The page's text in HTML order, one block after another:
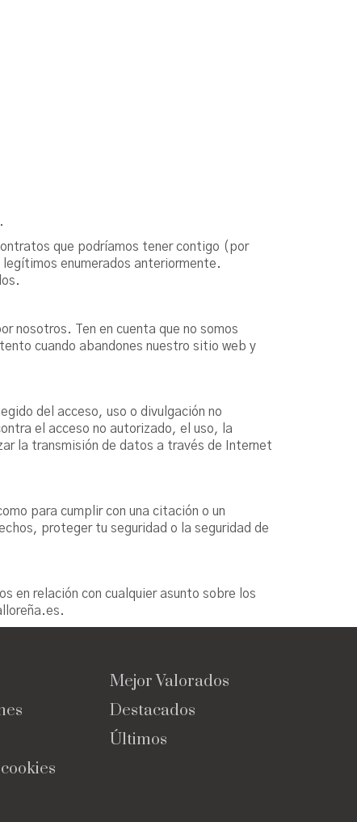
que podríamos tener contigo (por
enumerados anteriormente.
nosotros. Ten en cuenta que no somos
cuando abandones nuestro sitio web y
del acceso, uso o divulgación no
el acceso no autorizado, el uso, la
la transmisión de datos a través de Internet
para cumplir con una citación o un
proteger tu seguridad o la seguridad de
en relación con cualquier asunto sobre los
Mejor Valorados
Destacados
Últimos